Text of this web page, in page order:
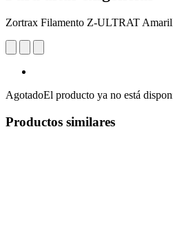
Zortrax Filamento Z-ULTRAT
AgotadoEl producto ya no está
Productos similares